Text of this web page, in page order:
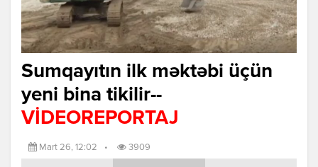
Sumqayıtın ilk məktəbi üçün
yeni bina tikilir--
VİDEOREPORTAJ
Mart 26, 12:02 • 3909